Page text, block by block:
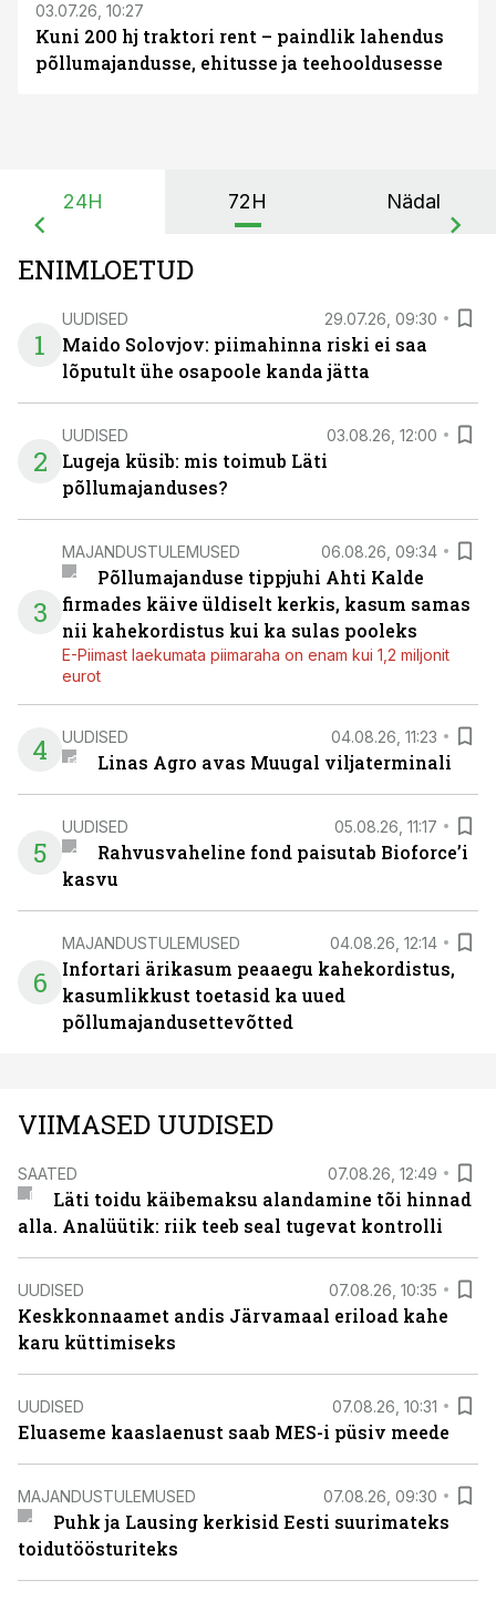
03.07.26, 10:27
Kuni 200 hj traktori rent – paindlik lahendus
põllumajandusse, ehitusse ja teehooldusesse
24H 72H Nädal
ENIMLOETUD
1
UUDISED 29.07.26, 09:30
Maido Solovjov: piimahinna riski ei saa
lõputult ühe osapoole kanda jätta
2
UUDISED 03.08.26, 12:00
Lugeja küsib: mis toimub Läti
põllumajanduses?
3
MAJANDUSTULEMUSED 06.08.26, 09:34
Põllumajanduse tippjuhi Ahti Kalde
firmades käive üldiselt kerkis, kasum samas
nii kahekordistus kui ka sulas pooleks
E-Piimast laekumata piimaraha on enam kui 1,2 miljonit
eurot
4 UUDISED 04.08.26, 11:23
Linas Agro avas Muugal viljaterminali
5
UUDISED 05.08.26, 11:17
Rahvusvaheline fond paisutab Bioforce’i
kasvu
6
MAJANDUSTULEMUSED 04.08.26, 12:14
Infortari ärikasum peaaegu kahekordistus,
kasumlikkust toetasid ka uued
põllumajandusettevõtted
VIIMASED UUDISED
SAATED 07.08.26, 12:49
Läti toidu käibemaksu alandamine tõi hinnad
alla. Analüütik: riik teeb seal tugevat kontrolli
UUDISED 07.08.26, 10:35
Keskkonnaamet andis Järvamaal eriload kahe
karu küttimiseks
UUDISED 07.08.26, 10:31
Eluaseme kaaslaenust saab MES-i püsiv meede
MAJANDUSTULEMUSED 07.08.26, 09:30
Puhk ja Lausing kerkisid Eesti suurimateks
toidutöösturiteks